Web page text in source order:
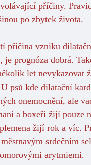
příčiny.
po zbytek života.
příčina vzniku
je prognóza dobrá.
let nevykazovat
psů kde dilatační
onemocnění, ale
a boxeři žijí pouze
žijí rok a víc.
srdečním
arytmiemi.